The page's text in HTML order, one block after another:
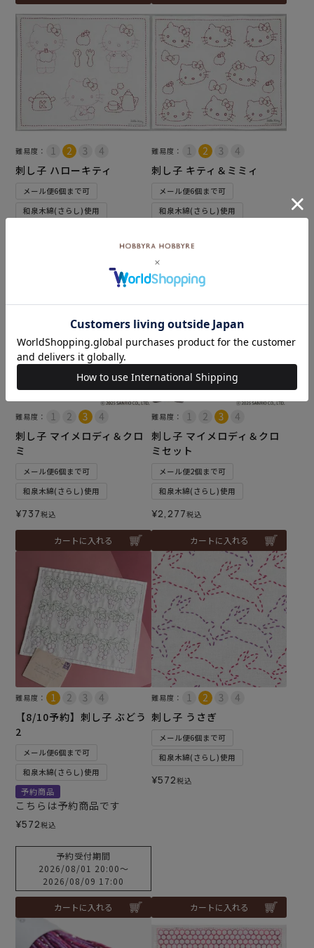
難易度：
刺し子 ハローキティ
メール便6個まで可
和泉木綿(さらし)使用
難易度：
刺し子 キティ＆ミミィ
メール便6個まで可
和泉木綿(さらし)使用
難易度：
刺し子 マイメロディ＆クロ
ミ
メール便6個まで可
和泉木綿(さらし)使用
¥737税込
カートに入れる
難易度：
刺し子 マイメロディ＆クロ
ミセット
メール便2個まで可
和泉木綿(さらし)使用
¥2,277税込
カートに入れる
難易度：
【8/10予約】刺し子 ぶどう
2
メール便6個まで可
和泉木綿(さらし)使用
予約商品
こちらは予約商品です
¥572税込
予約受付期間
2026/08/01 20:00〜
2026/08/09 17:00
カートに入れる
難易度：
刺し子 うさぎ
メール便6個まで可
和泉木綿(さらし)使用
¥572税込
カートに入れる